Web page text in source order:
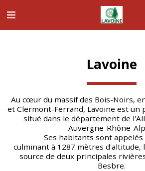
Lavoine
Au cœur du massif des Bois-Noirs,
et Clermont-Ferrand, Lavoine est un
situé dans le département de
Auvergne-Rhône-
Ses habitants sont appelés
culminant à 1287 mètres d'altitude,
source de deux principales
Besbre.